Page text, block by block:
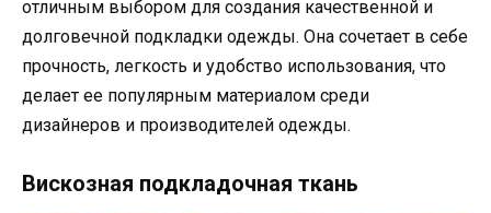
отличным выбором для создания качественной и
долговечной подкладки одежды. Она сочетает в себе
прочность, легкость и удобство использования, что
делает ее популярным материалом среди
дизайнеров и производителей одежды.
Вискозная подкладочная ткань